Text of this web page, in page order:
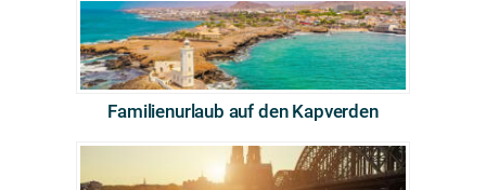
Familienurlaub auf den Kapverden